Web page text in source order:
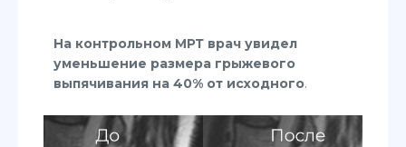
На контрольном МРТ врач увидел
уменьшение размера грыжевого
выпячивания на 40% от исходного.